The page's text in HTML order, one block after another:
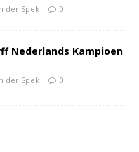
der Spek 0
Nederlands Kampioen
der Spek 0